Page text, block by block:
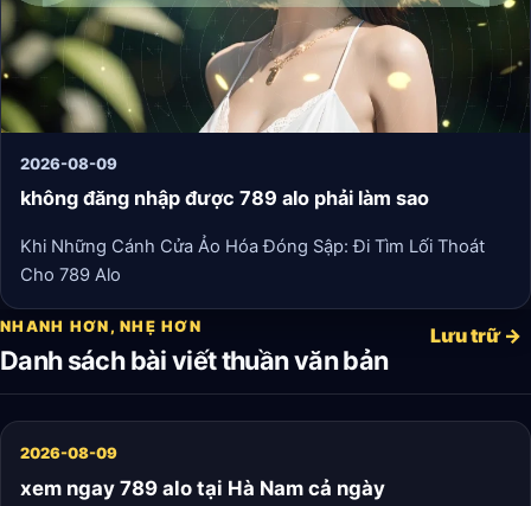
2026-08-09
không đăng nhập được 789 alo phải làm sao
Khi Những Cánh Cửa Ảo Hóa Đóng Sập: Đi Tìm Lối Thoát
Cho 789 Alo
NHANH HƠN, NHẸ HƠN
Danh sách bài viết thuần văn bản
Lưu trữ →
2026-08-09
xem ngay 789 alo tại Hà Nam cả ngày